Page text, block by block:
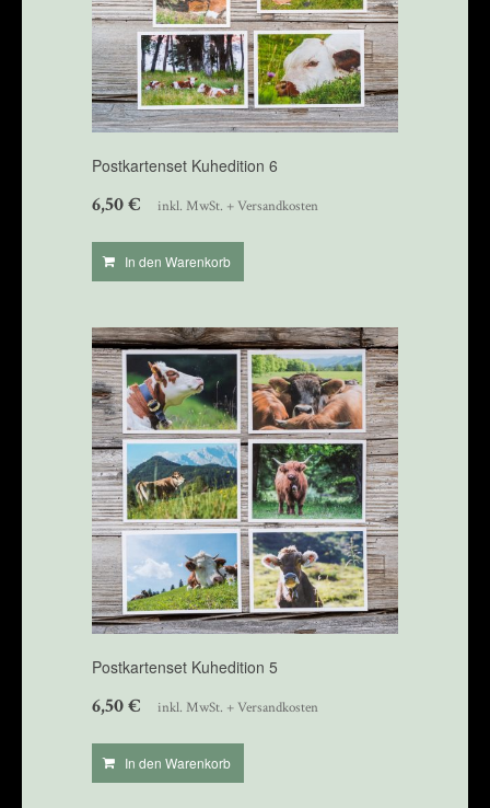
Postkartenset Kuhedition 6
6,50€ inkl. MwSt. + Versandkosten
In den Warenkorb
Postkartenset Kuhedition 5
6,50€ inkl. MwSt. + Versandkosten
In den Warenkorb